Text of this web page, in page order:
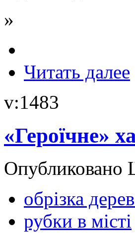
»
Читать далее
v:1483
«Героїчне»
Опубликовано
обрізка
рубки в місті